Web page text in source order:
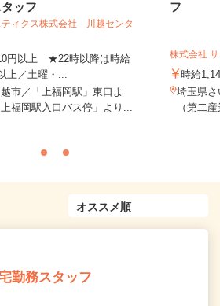
ッフ
ティクス株式会社 川越センタ
円以上 ★22時以降は時給
上／土曜・...
市／「上福岡駅」東口よ
福岡駅入口バス停」より...
フ
株式会社
時給
埼玉県さ
（第二
勤務スタッフ